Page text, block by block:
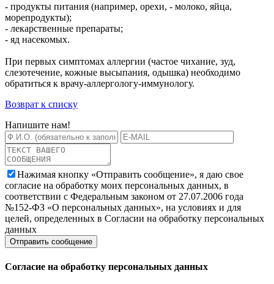
- продукты питания (например, орехи, - молоко, яйца,
морепродукты);
- лекарственные препараты;
- яд насекомых.
При первых симптомах аллергии (частое чихание, зуд,
слезотечение, кожные высыпания, одышка) необходимо
обратиться к врачу-аллергологу-иммунологу.
Возврат к списку
Напишите нам!
Нажимая кнопку «Отправить сообщение», я даю свое
согласие на обработку моих персональных данных, в
соответствии с Федеральным законом от 27.07.2006 года
№152-ФЗ «О персональных данных», на условиях и для
целей, определенных в Согласии на обработку персональных
данных
Согласие на обработку персональных данных